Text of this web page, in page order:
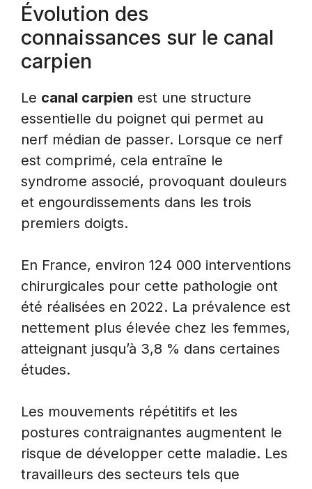
Évolution des
connaissances sur le canal
carpien
Le canal carpien est une structure
essentielle du poignet qui permet au
nerf médian de passer. Lorsque ce nerf
est comprimé, cela entraîne le
syndrome associé, provoquant douleurs
et engourdissements dans les trois
premiers doigts.
En France, environ 124 000 interventions
chirurgicales pour cette pathologie ont
été réalisées en 2022. La prévalence est
nettement plus élevée chez les femmes,
atteignant jusqu’à 3,8 % dans certaines
études.
Les mouvements répétitifs et les
postures contraignantes augmentent le
risque de développer cette maladie. Les
travailleurs des secteurs tels que